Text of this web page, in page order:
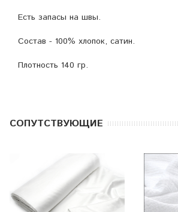
Есть запасы на швы.
Состав - 100% хлопок, сатин.
Плотность 140 гр.
CОПУТСТВУЮЩИЕ